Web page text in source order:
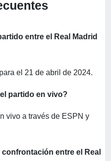
entre el Real Madrid
el 21 de abril de 2024.
partido en vivo?
vivo a través de ESPN y
entre el Real